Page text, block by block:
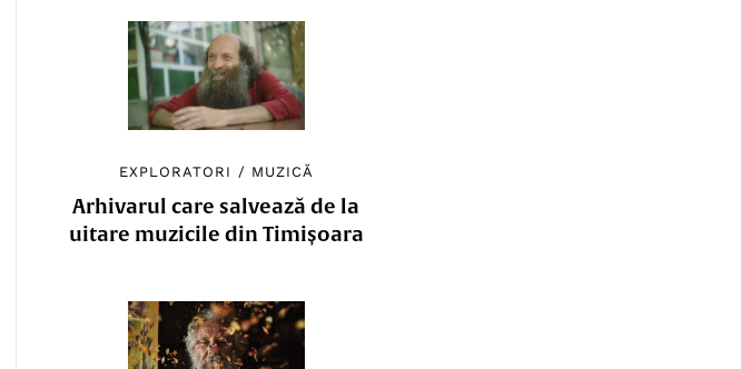
EXPLORATORI / MUZICĂ
Arhivarul care salvează de la
uitare muzicile din Timișoara